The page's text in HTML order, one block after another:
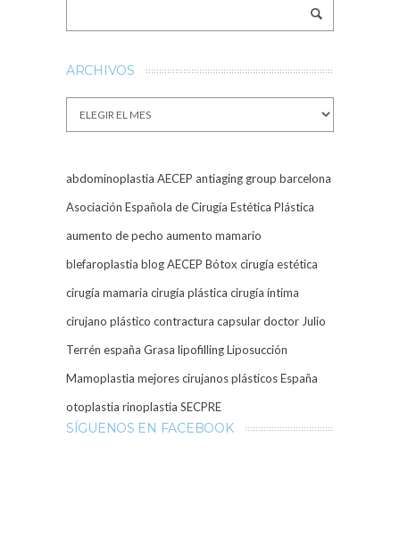
ARCHIVOS
Archivos
abdominoplastia AECEP antiaging group barcelona
Asociación Española de Cirugía Estética Plástica
aumento de pecho aumento mamario
blefaroplastia blog AECEP Bótox cirugía estética
cirugía mamaria cirugía plástica cirugía íntima
cirujano plástico contractura capsulardoctor Julio
Terrén españa Grasa lipofillingLiposucción
Mamoplastia mejores cirujanos plásticos España
otoplastia rinoplastia SECPRE
SÍGUENOS EN FACEBOOK